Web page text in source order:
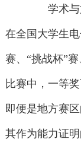
学术与文
在全国大学生
赛、“挑战杯”
比赛中，一等
即便是地方赛
其作为能力证明